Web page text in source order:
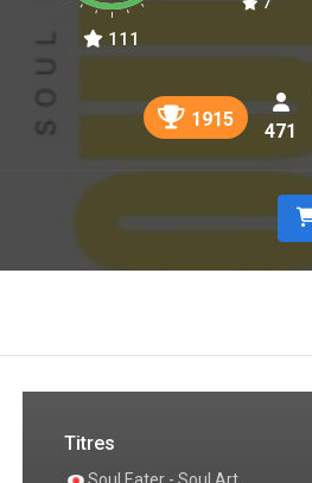
111
7
1915
471
Titres